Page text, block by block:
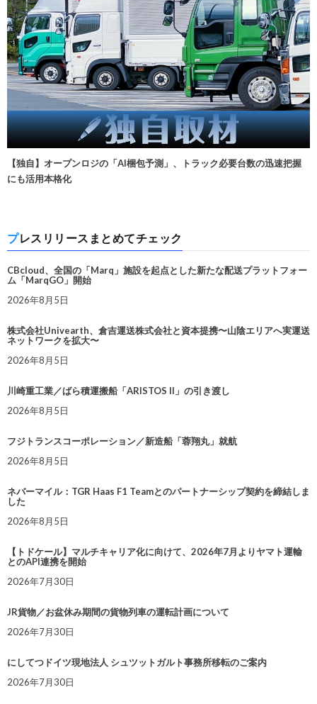
【独自】オープンロジの「AI梱包予測」、トラック必要台数の迅速把握
にも活用本格化
プレスリリースまとめてチェック
CBcloud、全国の「Marq」施設を起点とした新たな配送プラットフォー
ム「MarqGO」開始
2026年8月5日
株式会社Univearth、倉吉運送株式会社と資本提携〜山陰エリアへ実運送
ネットワークを拡大〜
2026年8月5日
川崎重工業／ばら積運搬船「ARISTOS II」の引き渡し
2026年8月5日
フジトランスコーポレーション／新造船「蓉翔丸」就航
2026年8月5日
ネバーマイル：TGR Haas F1 Teamとのパートナーシップ契約を締結しま
した
2026年8月5日
【トドケール】マルチキャリア化に向けて、2026年7月よりヤマト運輸
とのAPI連携を開始
2026年7月30日
JR貨物／お盆休み期間の貨物列車の運転計画について
2026年7月30日
にしてつドイツ現地法人 シュツットガルト事務所移転のご案内
2026年7月30日